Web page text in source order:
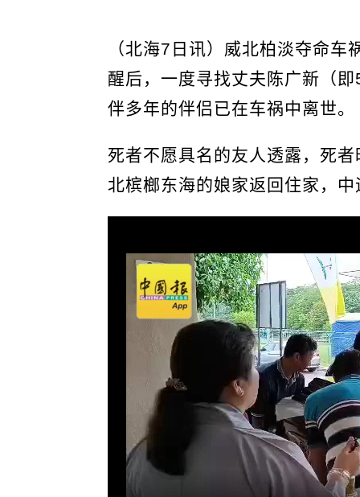
（北海7日讯）威北柏淡夺命
醒后，一度寻找丈夫陈广新（
伴多年的伴侣已在车祸中离世。
死者不愿具名的友人透露，死
北槟榔东海的娘家返回住家，